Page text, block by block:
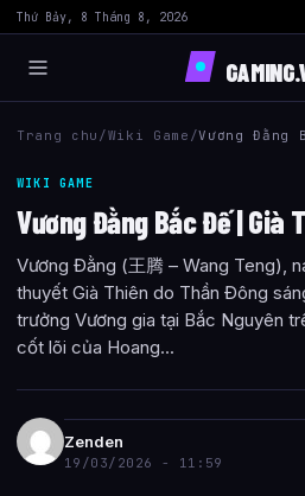
Thứ Bảy, 8 Tháng 8, 2026
Trang chu /Wiki Game /Vương Đằng
WIKI GAME
Vương Đằng Bắc Đế | Già
Vương Đằng (王腾 – Wang Teng),
thuyết Già Thiên do Thần Đông
trưởng Vương gia tại Bắc Nguyên
cốt lõi của Hoang...
Zenden
19/03/2026 - 11:59